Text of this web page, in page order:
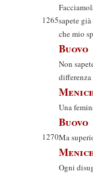
1265sapete
che mio
Buovo
Non
Una
Buovo
1270Ma
Ogni